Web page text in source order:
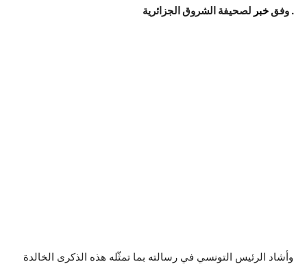
وفقخبر لصحيفة الشروق الجزائرية .
وأشاد الرئيس التونسي في رسالته بما تمثّله هذه الذكرى الخالدة